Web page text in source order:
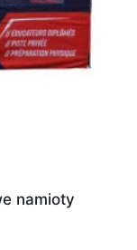
namioty